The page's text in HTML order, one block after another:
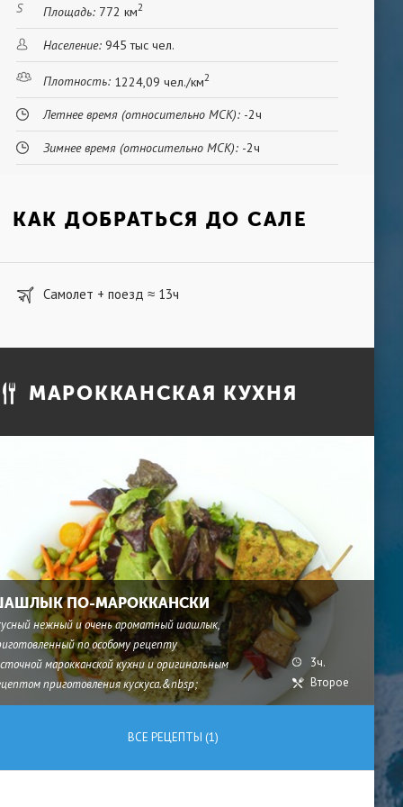
Площадь: 772 км2
Население: 945 тыс чел.
Плотность: 1224,09 чел./км2
Летнее время (относительно МСК): -2ч
Зимнее время (относительно МСК): -2ч
КАК ДОБРАТЬСЯ ДО САЛЕ
Самолет + поезд ≈ 13ч
МАРОККАНСКАЯ КУХНЯ
ПО-МАРОККАНСКИ
нежный и очень ароматный шашлык,
по особому рецепту
марокканской кухни и оригинальным
приготовления кускуса.&nbsp;
3ч.
Второе
ВСЕ РЕЦЕПТЫ (1)